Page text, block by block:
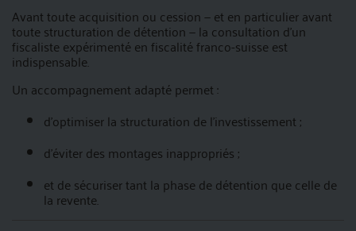
Avant toute acquisition ou cession — et en particulier avant
toute structuration de détention — la consultation d’un
fiscaliste expérimenté en fiscalité franco-suisse est
indispensable.
Un accompagnement adapté permet :
d’optimiser la structuration de l’investissement ;
d’éviter des montages inappropriés ;
et de sécuriser tant la phase de détention que celle de
la revente.